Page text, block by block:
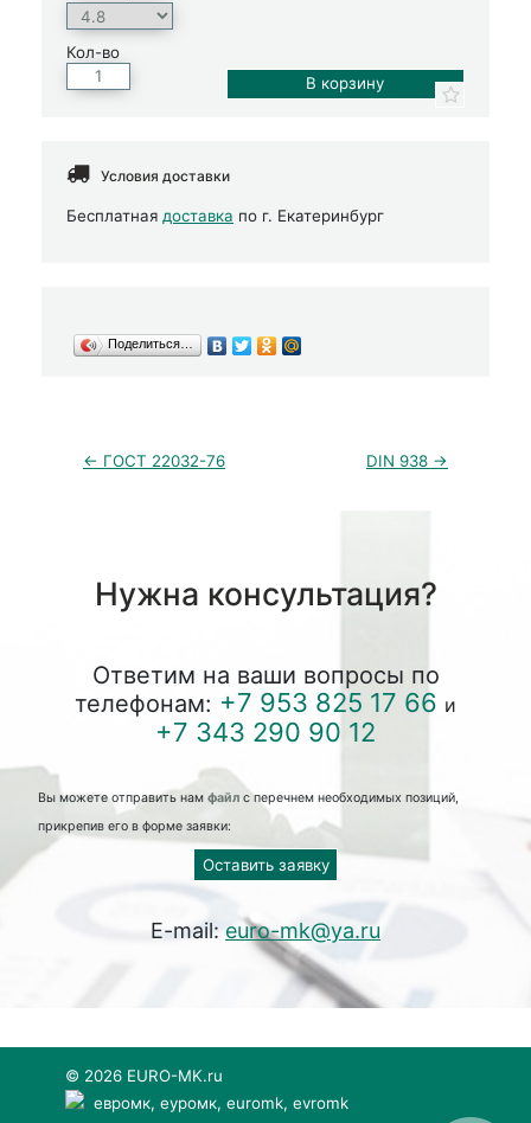
Кол-во
Условия доставки
Бесплатная доставка по г. Екатеринбург
Поделиться…
← ГОСТ 22032-76 DIN 938 →
Нужна консультация?
Ответим на ваши вопросы по
телефонам: +7 953 825 17 66 и
+7 343 290 90 12
Вы можете отправить нам файлс перечнем необходимых позиций,
прикрепив его в форме заявки:
Оставить заявку
E-mail: euro-mk@ya.ru
© 2026 EURO-MK.ru
евромк, еуромк, euromk, evromk